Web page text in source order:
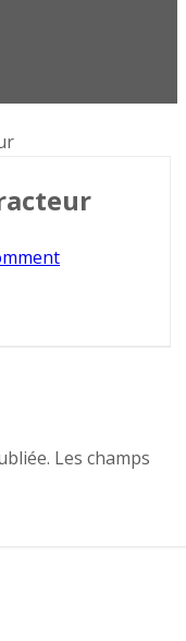
Les champs